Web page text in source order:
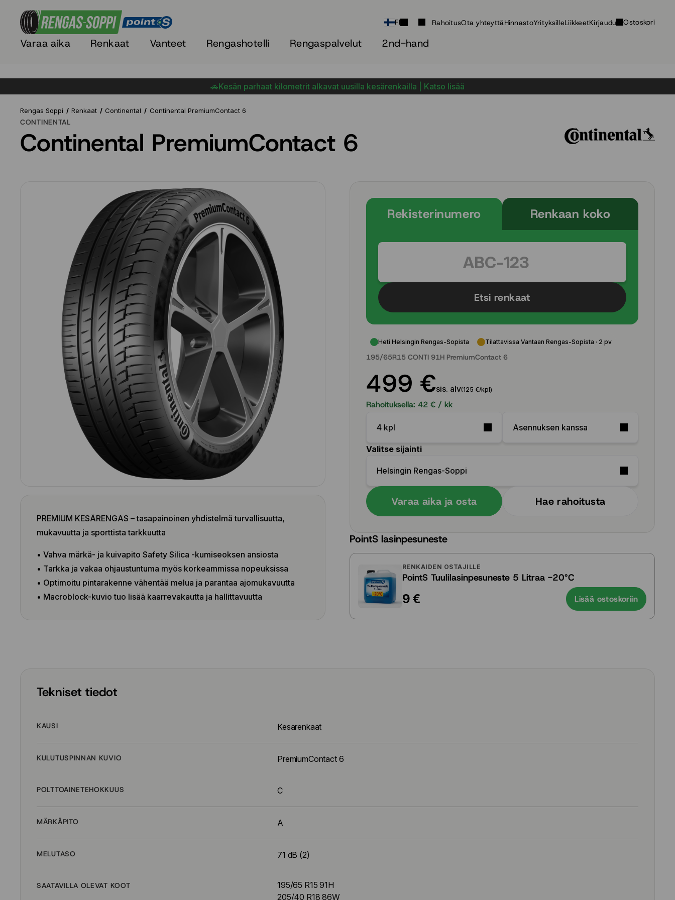
FI RahoitusOta yhteyttäHinnastoYrityksilleLiikkeetKirjaudu Ostoskori
Varaa aika Renkaat Vanteet Rengashotelli Rengaspalvelut 2nd-hand
🚗Kesän parhaat kilometrit alkavat uusilla kesärenkailla | Katso lisää
Rengas Soppi Renkaat Continental Continental PremiumContact 6
CONTINENTAL
Continental PremiumContact 6
PREMIUM KESÄRENGAS – tasapainoinen yhdistelmä turvallisuutta,
mukavuutta ja sporttista tarkkuutta
• Vahva märkä- ja kuivapito Safety Silica -kumiseoksen ansiosta
• Tarkka ja vakaa ohjaustuntuma myös korkeammissa nopeuksissa
• Optimoitu pintarakenne vähentää melua ja parantaa ajomukavuutta
• Macroblock-kuvio tuo lisää kaarrevakautta ja hallittavuutta
Rekisterinumero Renkaan koko
Etsi renkaat
Heti Helsingin Rengas-Sopista Tilattavissa Vantaan Rengas-Sopista · 2 pv
195/65R15 CONTI 91H PremiumContact 6
499 €sis. alv(125 €/kpl)
Rahoituksella: 42 € / kk
4 kpl Asennuksen kanssa
Valitse sijainti
Helsingin Rengas-Soppi
Varaa aika ja osta Hae rahoitusta
PointS lasinpesuneste
RENKAIDEN OSTAJILLE
PointS Tuulilasinpesuneste 5 Litraa -20°C
9 € Lisää ostoskoriin
Tekniset tiedot
KAUSI Kesärenkaat
KULUTUSPINNAN KUVIO PremiumContact 6
POLTTOAINETEHOKKUUS C
MÄRKÄPITO A
MELUTASO 71 dB (2)
SAATAVILLA OLEVAT KOOT
195/65 R15 91H
205/40 R18 86W